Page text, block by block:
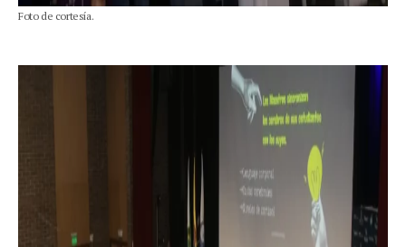
Foto de cortesía.